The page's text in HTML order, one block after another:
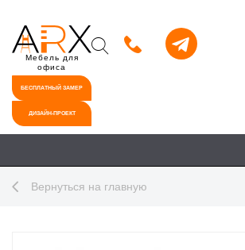
Мебель для
офиса
БЕСПЛАТНЫЙ ЗАМЕР
ДИЗАЙН-ПРОЕКТ
Вернуться на главную